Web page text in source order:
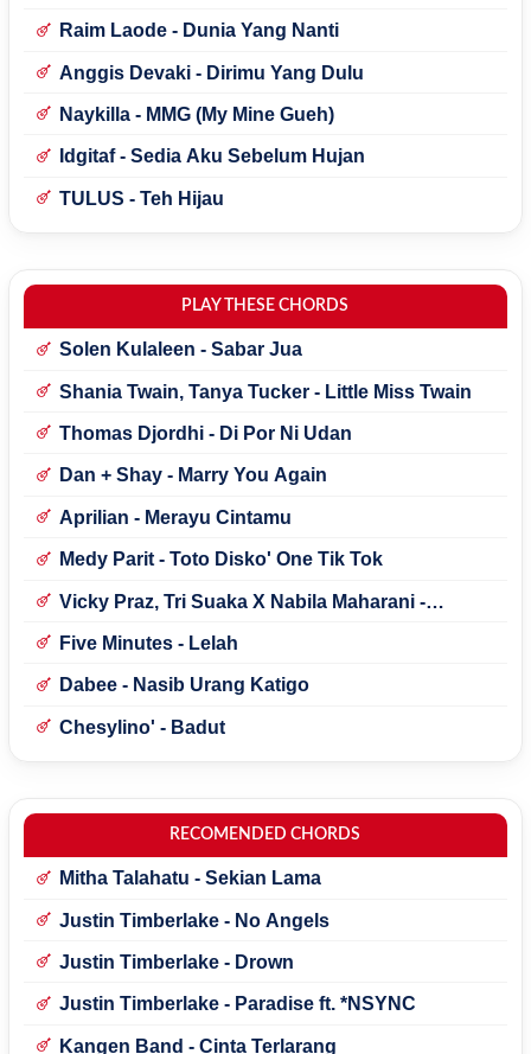
Raim Laode - Dunia Yang Nanti
Anggis Devaki - Dirimu Yang Dulu
Naykilla - MMG (My Mine Gueh)
Idgitaf - Sedia Aku Sebelum Hujan
TULUS - Teh Hijau
PLAY THESE CHORDS
Solen Kulaleen - Sabar Jua
Shania Twain, Tanya Tucker - Little Miss Twain
Thomas Djordhi - Di Por Ni Udan
Dan + Shay - Marry You Again
Aprilian - Merayu Cintamu
Medy Parit - Toto Disko' One Tik Tok
Vicky Praz, Tri Suaka X Nabila Maharani -
Five Minutes - Lelah
Dabee - Nasib Urang Katigo
Chesylino' - Badut
RECOMENDED CHORDS
Mitha Talahatu - Sekian Lama
Justin Timberlake - No Angels
Justin Timberlake - Drown
Justin Timberlake - Paradise ft. *NSYNC
Kangen Band - Cinta Terlarang